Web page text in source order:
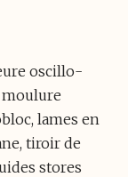
oscillo-
moulure
lames en
tiroir de
stores